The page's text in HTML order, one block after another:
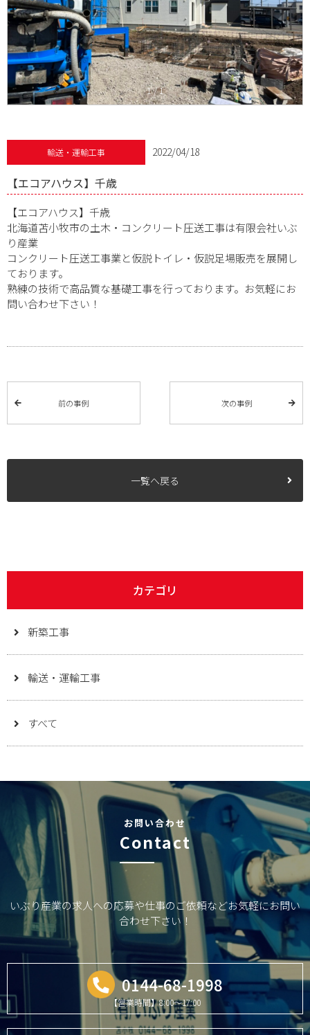
1/1
輸送・運輸工事 2022/04/18
【エコアハウス】千歳
【エコアハウス】千歳
北海道苫小牧市の土木・コンクリート圧送工事は有限会社いぶ
り産業
コンクリート圧送工事業と仮説トイレ・仮説足場販売を展開し
ております。
熟練の技術で高品質な基礎工事を行っております。お気軽にお
問い合わせ下さい！
前の事例 次の事例
一覧へ戻る
カテゴリ
新築工事
輸送・運輸工事
すべて
お問い合わせ
Contact
いぶり産業の求人への応募や仕事のご依頼などお気軽にお問い
合わせ下さい！
0144-68-1998
【営業時間】8:00～17:00